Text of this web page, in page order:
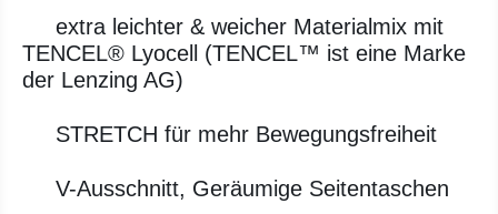
extra leichter & weicher Materialmix mit
TENCEL® Lyocell (TENCEL™ ist eine Marke
der Lenzing AG)
STRETCH für mehr Bewegungsfreiheit
V-Ausschnitt, Geräumige Seitentaschen